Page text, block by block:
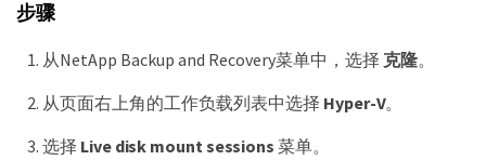
步骤
从NetApp Backup and Recovery菜单中，选择 克隆。
从页面右上角的工作负载列表中选择 Hyper-V。
选择 Live disk mount sessions 菜单。